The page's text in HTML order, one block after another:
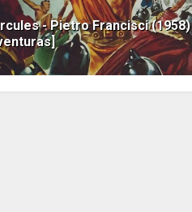
- Pietro Francisci (1958)